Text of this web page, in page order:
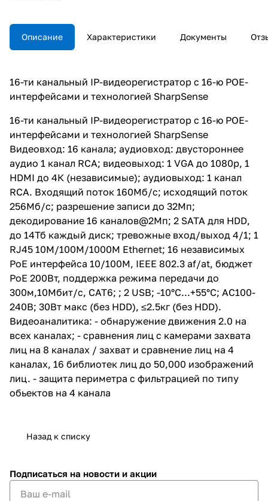
Описание Характеристики Документы
16-ти канальный IP-видеорегистратор c 16-ю POE-
интерфейсами и технологией SharpSense
16-ти канальный IP-видеорегистратор c 16-ю POE-
интерфейсами и технологией SharpSense
Видеовход: 16 канала; аудиовход: двустороннее
аудио 1 канал RCA; видеовыход: 1 VGA до 1080p, 1
HDMI до 4К (независимые); аудиовыход: 1 канал
RCA. Входящий поток 160Мб/с; исходящий поток
256Мб/с; разрешение записи до 32Мп;
декодирование 16 каналов@2Мп; 2 SATA для HDD,
до 14Тб каждый диск; тревожные вход/выход 4/1; 1
RJ45 10M/100M/1000M Ethernet; 16 независимых
PoE интерфейса 10/100M, IEEE 802.3 af/at, бюджет
PoE 200Вт, поддержка режима передачи до
300м,10Мбит/с, CAT6; ; 2 USB; -10°C...+55°C; АC100-
240В; 30Вт макс (без HDD), ≤2.5кг (без HDD).
Видеоаналитика: - обнаружение движения 2.0 на
всех каналах; - сравнения лиц с камерами захвата
лиц на 8 каналах / захват и сравнение лиц на 4
каналах, 16 библиотек лиц до 50,000 изображений
лиц. - защита периметра c фильтрацией по типу
обьектов на 4 канала
Назад к списку
Подписаться на новости и акции